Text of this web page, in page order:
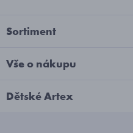
Sortiment
Vše o nákupu
Dětské Artex